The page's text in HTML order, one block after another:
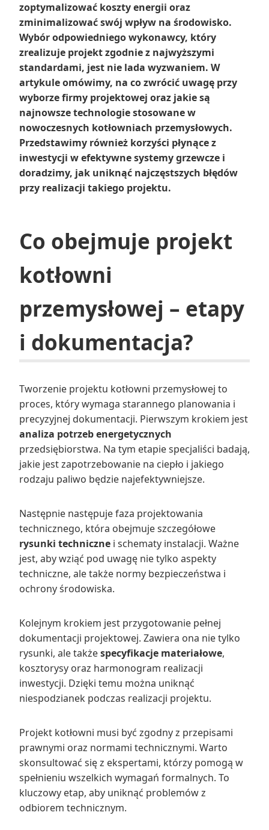
zoptymalizować koszty energii oraz
zminimalizować swój wpływ na środowisko.
Wybór odpowiedniego wykonawcy, który
zrealizuje projekt zgodnie z najwyższymi
standardami, jest nie lada wyzwaniem. W
artykule omówimy, na co zwrócić uwagę przy
wyborze firmy projektowej oraz jakie są
najnowsze technologie stosowane w
nowoczesnych kotłowniach przemysłowych.
Przedstawimy również korzyści płynące z
inwestycji w efektywne systemy grzewcze i
doradzimy, jak uniknąć najczęstszych błędów
przy realizacji takiego projektu.
Co obejmuje projekt
kotłowni
przemysłowej – etapy
i dokumentacja?
Tworzenie projektu kotłowni przemysłowej to
proces, który wymaga starannego planowania i
precyzyjnej dokumentacji. Pierwszym krokiem jest
analiza potrzeb energetycznych
przedsiębiorstwa. Na tym etapie specjaliści badają,
jakie jest zapotrzebowanie na ciepło i jakiego
rodzaju paliwo będzie najefektywniejsze.
Następnie następuje faza projektowania
technicznego, która obejmuje szczegółowe
rysunki techniczne i schematy instalacji. Ważne
jest, aby wziąć pod uwagę nie tylko aspekty
techniczne, ale także normy bezpieczeństwa i
ochrony środowiska.
Kolejnym krokiem jest przygotowanie pełnej
dokumentacji projektowej. Zawiera ona nie tylko
rysunki, ale takżespecyfikacje materiałowe,
kosztorysy oraz harmonogram realizacji
inwestycji. Dzięki temu można uniknąć
niespodzianek podczas realizacji projektu.
Projekt kotłowni musi być zgodny z przepisami
prawnymi oraz normami technicznymi. Warto
skonsultować się z ekspertami, którzy pomogą w
spełnieniu wszelkich wymagań formalnych. To
kluczowy etap, aby uniknąć problemów z
odbiorem technicznym.